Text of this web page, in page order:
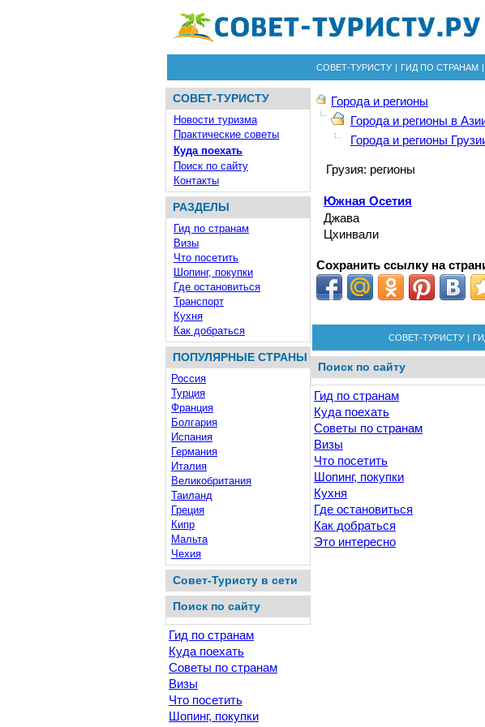
СОВЕТ-ТУРИСТУ | ГИД ПО СТРАНАМ |
СОВЕТ-ТУРИСТУ
Новости туризма
Практические советы
Куда поехать
Поиск по сайту
Контакты
РАЗДЕЛЫ
Гид по странам
Визы
Что посетить
Шопинг, покупки
Где остановиться
Транспорт
Кухня
Как добраться
ПОПУЛЯРНЫЕ СТРАНЫ
Россия
Турция
Франция
Болгария
Испания
Германия
Италия
Великобритания
Таиланд
Греция
Кипр
Мальта
Чехия
Совет-Туристу в сети
Поиск по сайту
Гид по странам
Куда поехать
Советы по странам
Визы
Что посетить
Шопинг, покупки
Города и регионы
Города и регионы в
Города и регионы
Грузия: регионы
Южная Осетия
Джава
Цхинвали
Сохранить ссылку на
СОВЕТ-ТУРИСТУ |
Поиск по сайту
Гид по странам
Куда поехать
Советы по странам
Визы
Что посетить
Шопинг, покупки
Кухня
Где остановиться
Как добраться
Это интересно